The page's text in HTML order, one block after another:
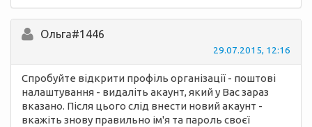
Ольга#1446
29.07.2015, 12:16
Спробуйте відкрити профіль організації - поштові
налаштування - видаліть акаунт, який у Вас зараз
вказано. Після цього слід внести новий акаунт -
вкажіть знову правильно ім'я та пароль своєї